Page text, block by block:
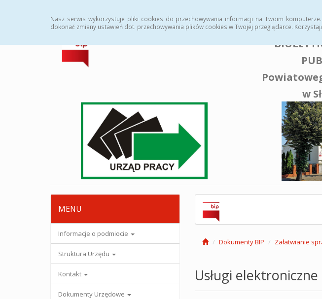
Nasz serwis wykorzystuje pliki cookies do przechowywania informacji na Twoim
dokonać zmiany ustawień dot. przechowywania plików cookies w Twojej przeglądarce.
w
MENU
Informacje o podmiocie
Struktura Urzędu
Kontakt
Dokumenty Urzędowe
Dokumenty BIP Załatwianie
Usługi